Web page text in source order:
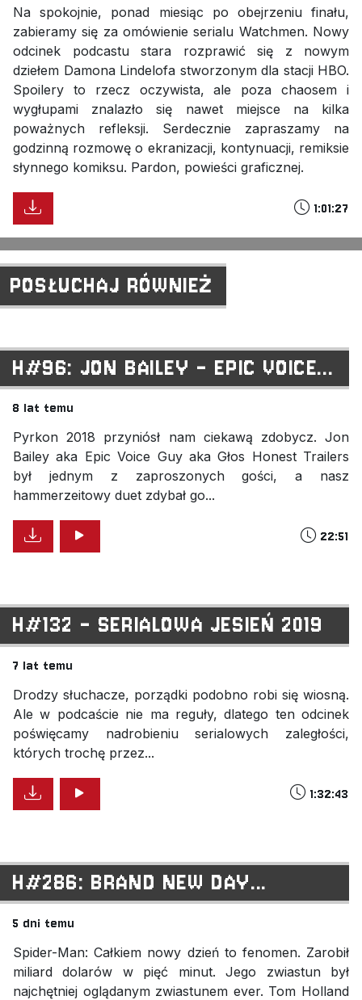
Na spokojnie, ponad miesiąc po obejrzeniu finału,
zabieramy się za omówienie serialu Watchmen. Nowy
odcinek podcastu stara rozprawić się z nowym
dziełem Damona Lindelofa stworzonym dla stacji HBO.
Spoilery to rzecz oczywista, ale poza chaosem i
wygłupami znalazło się nawet miejsce na kilka
poważnych refleksji. Serdecznie zapraszamy na
godzinną rozmowę o ekranizacji, kontynuacji, remiksie
słynnego komiksu. Pardon, powieści graficznej.
1:01:27
POSŁUCHAJ RÓWNIEŻ
H#96: JON BAILEY - EPIC VOICE...
8 lat temu
Pyrkon 2018 przyniósł nam ciekawą zdobycz. Jon
Bailey aka Epic Voice Guy aka Głos Honest Trailers
był jednym z zaproszonych gości, a nasz
hammerzeitowy duet zdybał go...
22:51
H#132 - SERIALOWA JESIEŃ 2019
7 lat temu
Drodzy słuchacze, porządki podobno robi się wiosną.
Ale w podcaście nie ma reguły, dlatego ten odcinek
poświęcamy nadrobieniu serialowych zaległości,
których trochę przez...
1:32:43
H#286: BRAND NEW DAY...
5 dni temu
Spider-Man: Całkiem nowy dzień to fenomen. Zarobił
miliard dolarów w pięć minut. Jego zwiastun był
najchętniej oglądanym zwiastunem ever. Tom Holland